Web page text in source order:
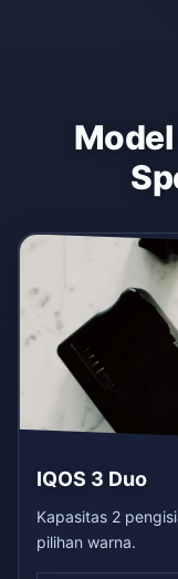
Model
IQOS 3 Duo
Kapasitas 2
pilihan warna.